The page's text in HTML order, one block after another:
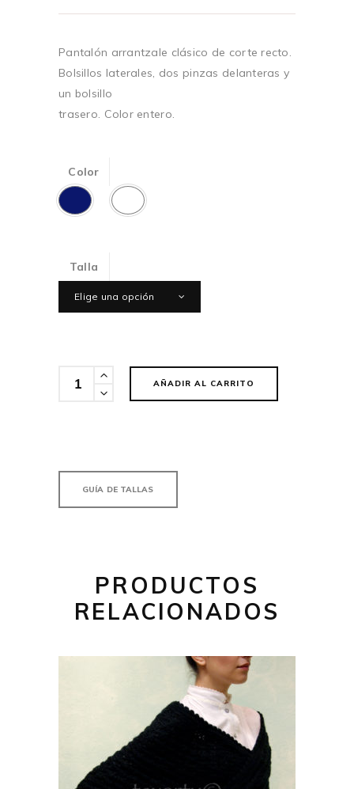
precios:
31,00€
hasta
42,00€
Pantalón arrantzale clásico de corte recto.
Bolsillos laterales, dos pinzas delanteras y
un bolsillo
trasero. Color entero.
Color
Talla
Elige una opción
Cantidad
AÑADIR AL CARRITO
GUÍA DE TALLAS
PRODUCTOS
RELACIONADOS